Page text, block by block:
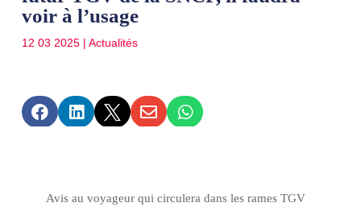
voir à l’usage
12 03 2025| Actualités
    
Avis au voyageur qui circulera dans les rames TGV